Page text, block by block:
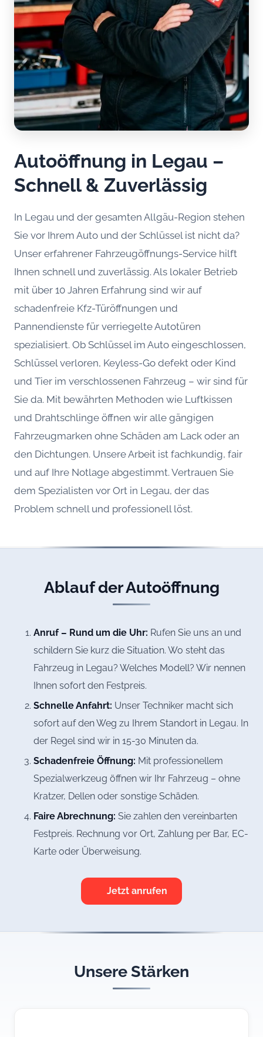
Autoöffnung in Legau –
Schnell & Zuverlässig
In Legau und der gesamten Allgäu-Region stehen
Sie vor Ihrem Auto und der Schlüssel ist nicht da?
Unser erfahrener Fahrzeugöffnungs-Service hilft
Ihnen schnell und zuverlässig. Als lokaler Betrieb
mit über 10 Jahren Erfahrung sind wir auf
schadenfreie Kfz-Türöffnungen und
Pannendienste für verriegelte Autotüren
spezialisiert. Ob Schlüssel im Auto eingeschlossen,
Schlüssel verloren, Keyless-Go defekt oder Kind
und Tier im verschlossenen Fahrzeug – wir sind für
Sie da. Mit bewährten Methoden wie Luftkissen
und Drahtschlinge öffnen wir alle gängigen
Fahrzeugmarken ohne Schäden am Lack oder an
den Dichtungen. Unsere Arbeit ist fachkundig, fair
und auf Ihre Notlage abgestimmt. Vertrauen Sie
dem Spezialisten vor Ort in Legau, der das
Problem schnell und professionell löst.
Ablauf der Autoöffnung
Anruf – Rund um die Uhr: Rufen Sie uns an und
schildern Sie kurz die Situation. Wo steht das
Fahrzeug in Legau? Welches Modell? Wir nennen
Ihnen sofort den Festpreis.
Schnelle Anfahrt: Unser Techniker macht sich
sofort auf den Weg zu Ihrem Standort in Legau. In
der Regel sind wir in 15-30 Minuten da.
Schadenfreie Öffnung: Mit professionellem
Spezialwerkzeug öffnen wir Ihr Fahrzeug – ohne
Kratzer, Dellen oder sonstige Schäden.
Faire Abrechnung: Sie zahlen den vereinbarten
Festpreis. Rechnung vor Ort, Zahlung per Bar, EC-
Karte oder Überweisung.
Jetzt anrufen
Unsere Stärken